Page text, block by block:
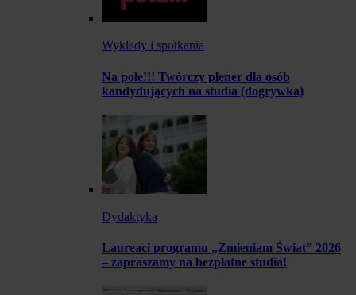
Wykłady i spotkania
Na pole!!! Twórczy plener dla osób
kandydujących na studia (dogrywka)
Dydaktyka
Laureaci programu „Zmieniam Świat” 2026
– zapraszamy na bezpłatne studia!